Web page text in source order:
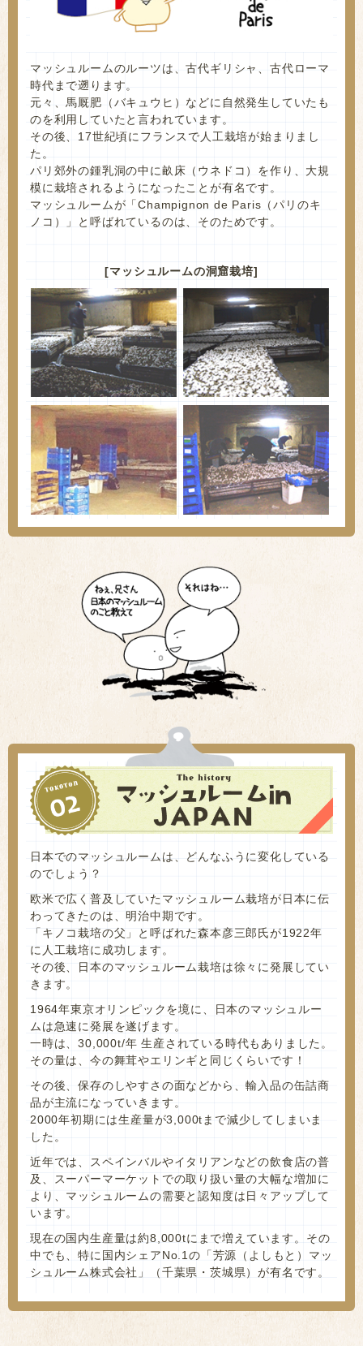
マッシュルームのルーツは、古代ギリシャ、古代ローマ
時代まで遡ります。
元々、馬厩肥（バキュウヒ）などに自然発生していたも
のを利用していたと言われています。
その後、17世紀頃にフランスで人工栽培が始まりまし
た。
パリ郊外の鍾乳洞の中に畝床（ウネドコ）を作り、大規
模に栽培されるようになったことが有名です。
マッシュルームが「Champignon de Paris（パリのキ
ノコ）」と呼ばれているのは、そのためです。
[マッシュルームの洞窟栽培]
日本でのマッシュルームは、どんなふうに変化している
のでしょう？
欧米で広く普及していたマッシュルーム栽培が日本に伝
わってきたのは、明治中期です。
「キノコ栽培の父」と呼ばれた森本彦三郎氏が1922年
に人工栽培に成功します。
その後、日本のマッシュルーム栽培は徐々に発展してい
きます。
1964年東京オリンピックを境に、日本のマッシュルー
ムは急速に発展を遂げます。
一時は、30,000t/年 生産されている時代もありました。
その量は、今の舞茸やエリンギと同じくらいです！
その後、保存のしやすさの面などから、輸入品の缶詰商
品が主流になっていきます。
2000年初期には生産量が3,000tまで減少してしまいま
した。
近年では、スペインバルやイタリアンなどの飲食店の普
及、スーパーマーケットでの取り扱い量の大幅な増加に
より、マッシュルームの需要と認知度は日々アップして
います。
現在の国内生産量は約8,000tにまで増えています。その
中でも、特に国内シェアNo.1の「芳源（よしもと）マッ
シュルーム株式会社」（千葉県・茨城県）が有名です。